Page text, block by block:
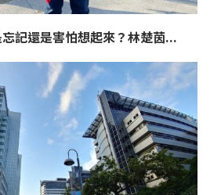
忘記還是害怕想起來？林楚茵...